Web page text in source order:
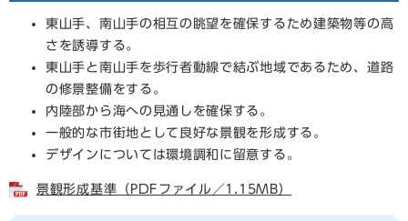
東山手、南山手の相互の眺望を確保するため建築物等の高
さを誘導する。
東山手と南山手を歩行者動線で結ぶ地域であるため、道路
の修景整備をする。
内陸部から海への見通しを確保する。
一般的な市街地として良好な景観を形成する。
デザインについては環境調和に留意する。
景観形成基準（PDFファイル／1.15MB）